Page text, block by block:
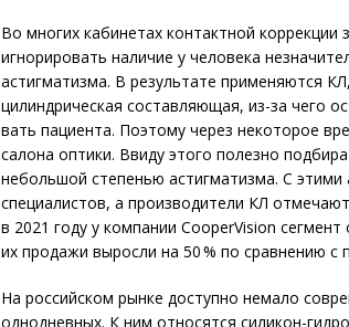
Во многих кабинетах контактной
игнорировать наличие у человека
астигматизма. В результате применяются
цилиндрическая составляющая, из-за чего
вать пациента. Поэтому через некоторое
салона оптики. Ввиду этого полезно
небольшой степенью астигматизма. С
специалистов, а производители КЛ
в 2021 году у компании Cooper­Vision
их продажи выросли на 50 % по сравнению с
На российском рынке доступно немало
одно­дневных. К ним относятся силикон-